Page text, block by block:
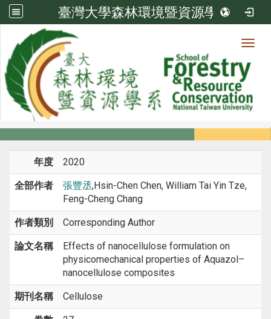
臺灣大學森林環境暨資源學系
系所成員
系所成員
年度 2020
全部作者 張豐丞,Hsin-Chen Chen, William Tai Yin Tze,
Feng-Cheng Chang
作者類別 Corresponding Author
論文名稱
Effects of nanocellulose formulation on
physicomechanical properties of Aquazol–
nanocellulose composites
期刊名稱 Cellulose